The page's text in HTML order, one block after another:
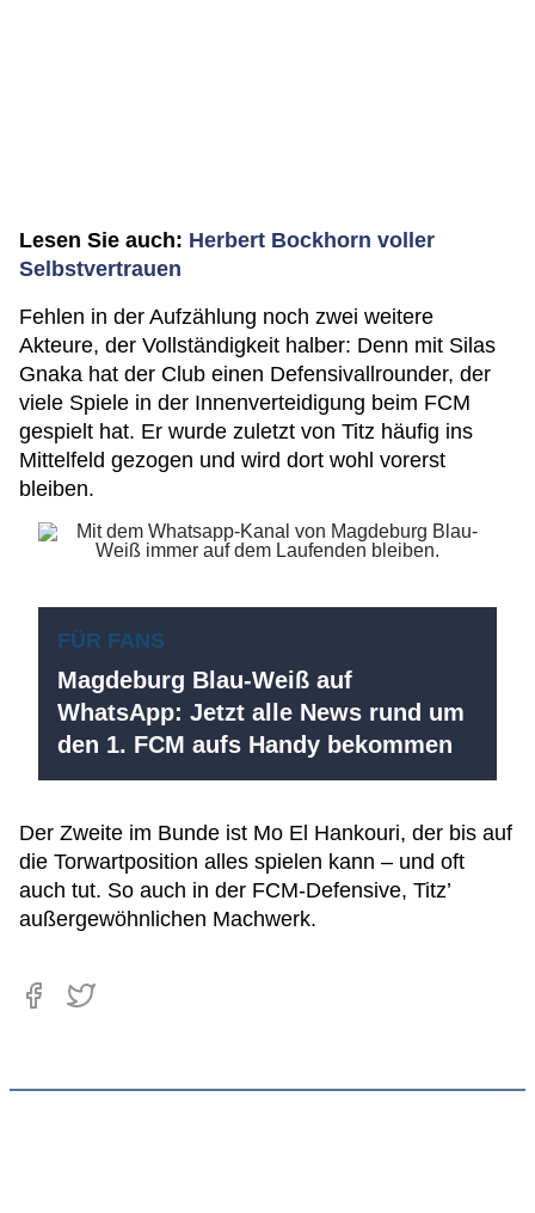
Lesen Sie auch: Herbert Bockhorn voller
Selbstvertrauen
Fehlen in der Aufzählung noch zwei weitere
Akteure, der Vollständigkeit halber: Denn mit Silas
Gnaka hat der Club einen Defensivallrounder, der
viele Spiele in der Innenverteidigung beim FCM
gespielt hat. Er wurde zuletzt von Titz häufig ins
Mittelfeld gezogen und wird dort wohl vorerst
bleiben.
FÜR FANS
Magdeburg Blau-Weiß auf
WhatsApp: Jetzt alle News rund um
den 1. FCM aufs Handy bekommen
Der Zweite im Bunde ist Mo El Hankouri, der bis auf
die Torwartposition alles spielen kann – und oft
auch tut. So auch in der FCM-Defensive, Titz’
außergewöhnlichen Machwerk.